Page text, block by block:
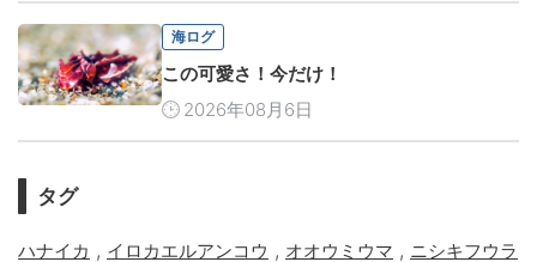
海ログ
この可愛さ！今だけ！
2026年08月6日
タグ
ハナイカ , イロカエルアンコウ , オオウミウマ , ニシキフウラ